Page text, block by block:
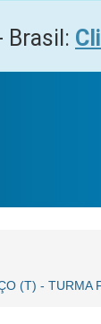
Brasil:
(T) - TURMA